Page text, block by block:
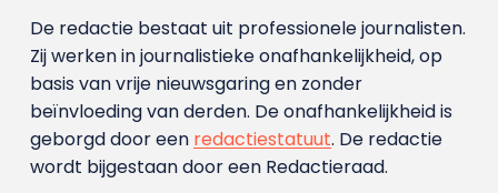
De redactie bestaat uit professionele journalisten.
Zij werken in journalistieke onafhankelijkheid, op
basis van vrije nieuwsgaring en zonder
beïnvloeding van derden. De onafhankelijkheid is
geborgd door een redactiestatuut. De redactie
wordt bijgestaan door een Redactieraad.